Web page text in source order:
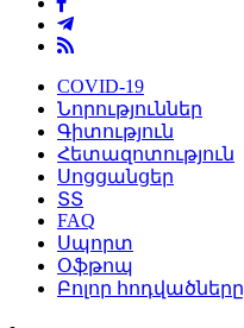
COVID-19
Նորություններ
Գիտություն
Հետազոտություն
Սոցցանցեր
ՏՏ
FAQ
Սպորտ
Օֆթոպ
Բոլոր հոդվածները